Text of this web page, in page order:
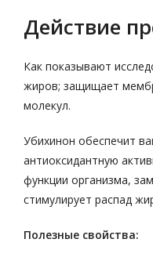
Действие
Как показывают
жиров; защищает
молекул.
Убихинон обеспечит
антиоксидантную
функции организма,
стимулирует распад
Полезные свойства: